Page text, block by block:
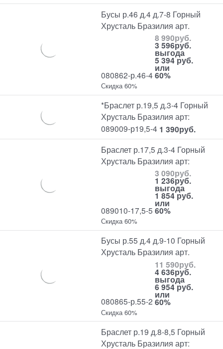
Бусы р.46 д.4 д.7-8 Горный
Хрусталь Бразилия арт.
080862-р.46-4
8 990руб.
3 596руб.
выгода
5 394 руб.
или
60%
Скидка 60%
*Браслет р.19,5 д.3-4 Горный
Хрусталь Бразилия арт:
089009-р19,5-4 1 390руб.
Браслет р.17,5 д.3-4 Горный
Хрусталь Бразилия арт:
089010-17,5-5
3 090руб.
1 236руб.
выгода
1 854 руб.
или
60%
Скидка 60%
Бусы р.55 д.4 д.9-10 Горный
Хрусталь Бразилия арт.
080865-р.55-2
11 590руб.
4 636руб.
выгода
6 954 руб.
или
60%
Скидка 60%
Браслет р.19 д.8-8,5 Горный
Хрусталь Бразилия арт: